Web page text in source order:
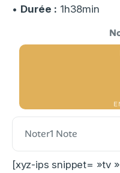
[xyz-ips snippet= »tv
Noter1 Note
• Durée : 1h38min